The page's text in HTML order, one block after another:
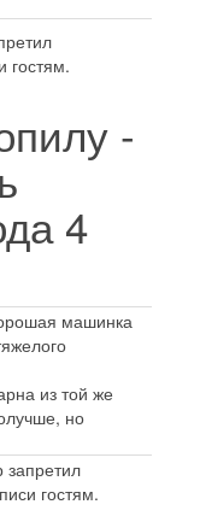
гостям.
-
4
машинка
из той же
но
запретил
гостям.